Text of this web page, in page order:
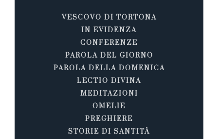
VESCOVO DI TORTONA
IN EVIDENZA
CONFERENZE
PAROLA DEL GIORNO
PAROLA DELLA DOMENICA
LECTIO DIVINA
MEDITAZIONI
OMELIE
PREGHIERE
STORIE DI SANTITÀ